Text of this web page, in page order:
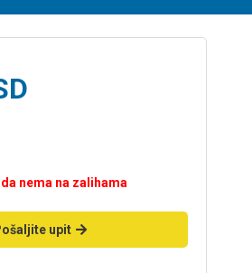
nema na zalihama
upit